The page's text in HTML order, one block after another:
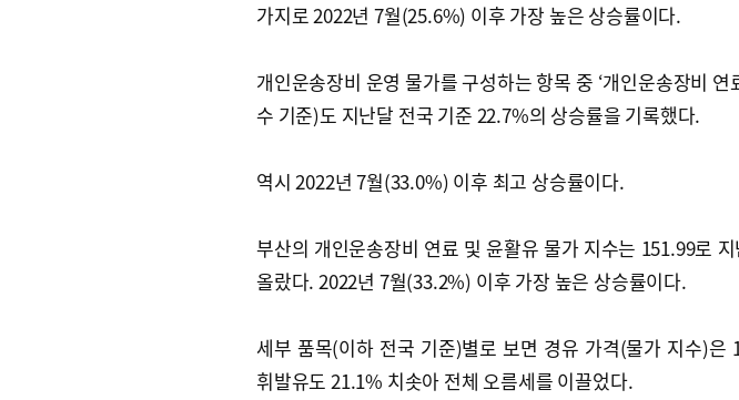
가지로 2022년 7월(25.6%) 이후 가장 높은 상승률이다.
개인운송장비 운영 물가를 구성하는 항목 중 ‘개인운송장비 연
수 기준)도 지난달 전국 기준 22.7%의 상승률을 기록했다.
역시 2022년 7월(33.0%) 이후 최고 상승률이다.
부산의 개인운송장비 연료 및 윤활유 물가 지수는 151.99로
올랐다. 2022년 7월(33.2%) 이후 가장 높은 상승률이다.
세부 품목(이하 전국 기준)별로 보면 경유 가격(물가 지수)은
휘발유도 21.1% 치솟아 전체 오름세를 이끌었다.